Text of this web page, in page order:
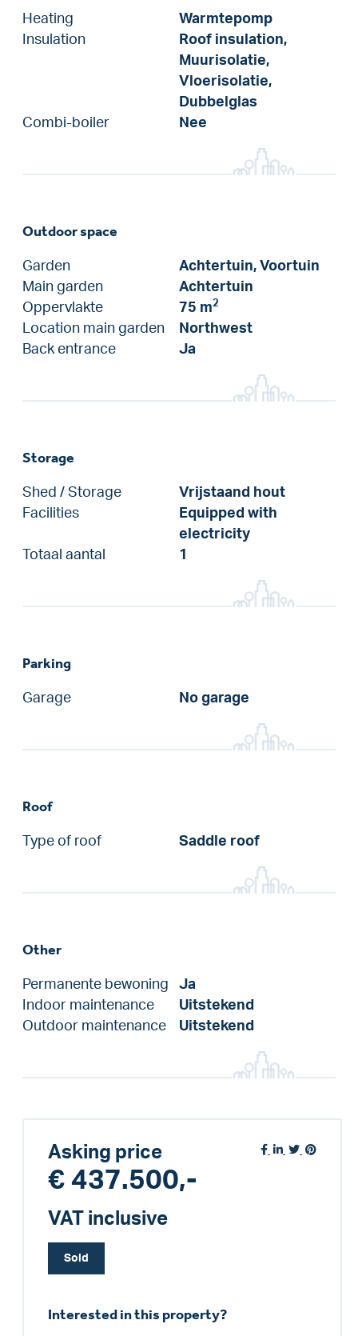
Heating
Warmtepomp
Insulation
Roof insulation,
Muurisolatie,
Vloerisolatie,
Dubbelglas
Combi-boiler
Nee
Outdoor space
Garden
Achtertuin, Voortuin
Main garden
Achtertuin
Oppervlakte
75 m2
Location main garden
Northwest
Back entrance
Ja
Storage
Shed / Storage
Vrijstaand hout
Facilities
Equipped with
electricity
Totaal aantal
1
Parking
Garage No garage
Roof
Type of roof Saddle roof
Other
Permanente bewoning
Ja
Indoor maintenance
Uitstekend
Outdoor maintenance
Uitstekend
Asking price
€ 437.500,-
VAT inclusive
Sold
Interested in this property?